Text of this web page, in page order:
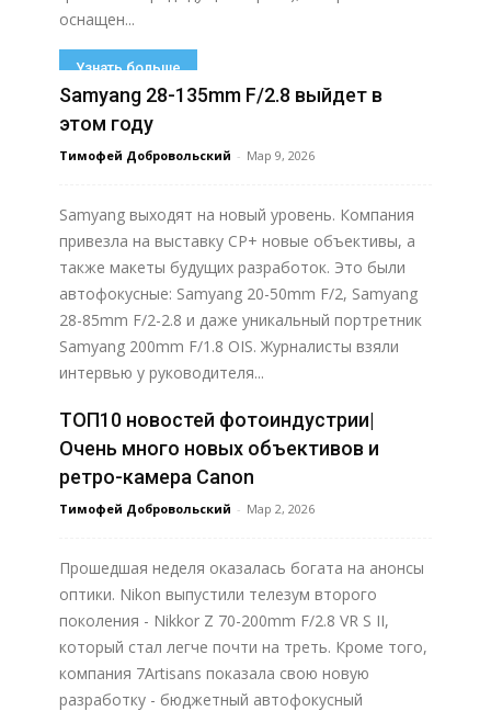
оснащен...
Узнать больше
Samyang 28-135mm F/2.8 выйдет в
этом году
Тимофей Добровольский - Мар 9, 2026
Samyang выходят на новый уровень. Компания
привезла на выставку CP+ новые объективы, а
также макеты будущих разработок. Это были
автофокусные: Samyang 20-50mm F/2, Samyang
28-85mm F/2-2.8 и даже уникальный портретник
Samyang 200mm F/1.8 OIS. Журналисты взяли
интервью у руководителя...
Узнать больше
ТОП10 новостей фотоиндустрии|
Очень много новых объективов и
ретро-камера Canon
Тимофей Добровольский - Мар 2, 2026
Прошедшая неделя оказалась богата на анонсы
оптики. Nikon выпустили телезум второго
поколения - Nikkor Z 70-200mm F/2.8 VR S II,
который стал легче почти на треть. Кроме того,
компания 7Artisans показала свою новую
разработку - бюджетный автофокусный